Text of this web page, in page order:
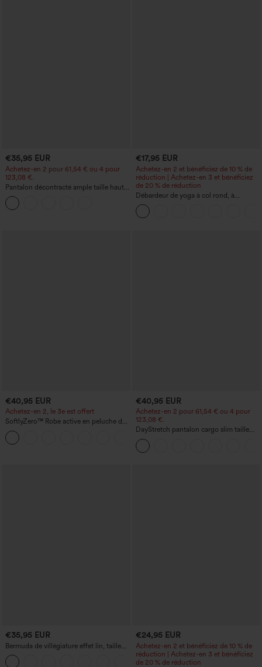
€35,95 EUR
Achetez-en 2 pour 61,54 € ou 4 pour
123,08 €.
Pantalon décontracté ample taille haute
à jambes larges, avec poches
€17,95 EUR
Achetez-en 2 et bénéficiez de 10 % de
réduction | Achetez-en 3 et bénéficiez
de 20 % de réduction
Débardeur de yoga à col rond, à
fronces, effet rafraîchissant - UPF50+
€40,95 EUR
Achetez-en 2, le 3e est offert
SoftlyZero™ Robe active en peluche dos
nu — Édition Hyper Facile
€40,95 EUR
Achetez-en 2 pour 61,54 € ou 4 pour
123,08 €.
DayStretch pantalon cargo slim taille
haute, poches zippées, uni
€35,95 EUR
Bermuda de villégiature effet lin, taille
haute, ourlet roulotté, longueur 10'' avec
poches
+3
€24,95 EUR
Achetez-en 2 et bénéficiez de 10 % de
réduction | Achetez-en 3 et bénéficiez
de 20 % de réduction